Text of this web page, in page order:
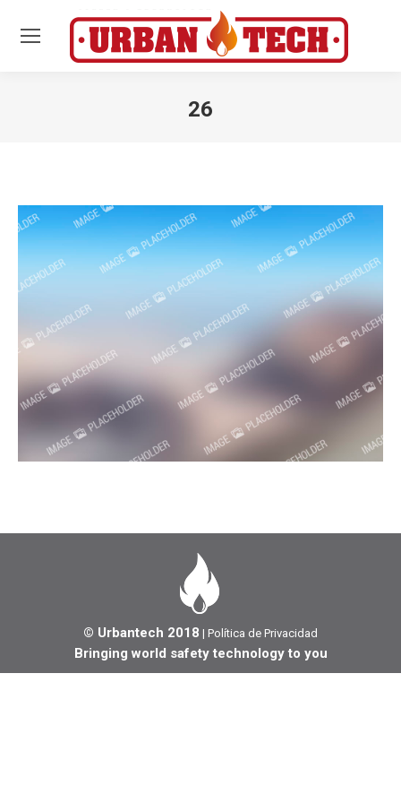
26
© Urbantech 2018 | Política de Privacidad
Bringing world safety technology to you